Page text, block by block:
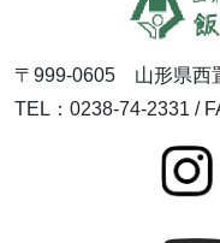
〒999-0605 山形県西
TEL：0238-74-2331 /